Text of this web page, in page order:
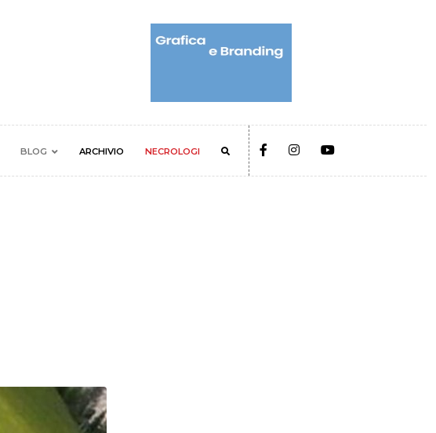
BLOG ARCHIVIO NECROLOGI